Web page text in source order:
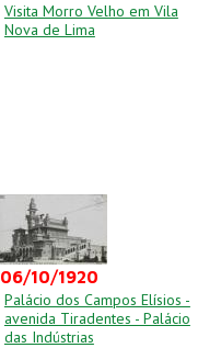
Visita Morro Velho em Vila
Nova de Lima
06/10/1920
Palácio dos Campos Elísios -
avenida Tiradentes - Palácio
das Indústrias